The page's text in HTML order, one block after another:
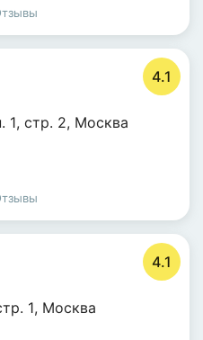
4.1
1, стр. 2, Москва
4.1
1, Москва